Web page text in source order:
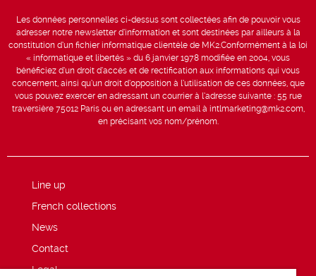
Les données personnelles ci-dessus sont collectées afin de pouvoir vous
adresser notre newsletter d’information et sont destinées par ailleurs à la
constitution d’un fichier informatique clientèle de MK2.Conformément à la loi
« informatique et libertés » du 6 janvier 1978 modifiée en 2004, vous
bénéficiez d’un droit d’accès et de rectification aux informations qui vous
concernent, ainsi qu’un droit d’opposition à l’utilisation de ces données, que
vous pouvez exercer en adressant un courrier à l’adresse suivante : 55 rue
traversière 75012 Paris ou en adressant un email à intlmarketing@mk2.com,
en précisant vos nom/prénom.
Line up
French collections
News
Contact
Legal